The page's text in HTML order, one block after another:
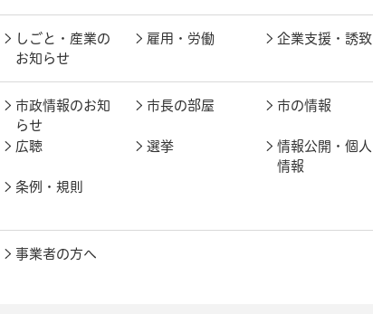
しごと・産業の
お知らせ
雇用・労働 企業支援・誘致
市政情報のお知
らせ
市長の部屋 市の情報
広聴 選挙
情報公開・個人
情報
条例・規則
事業者の方へ